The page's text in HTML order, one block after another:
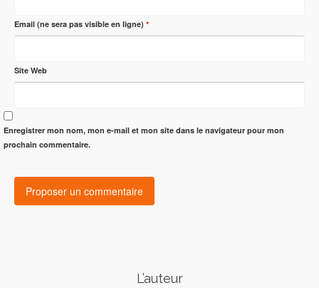
Email (ne sera pas visible en ligne) *
Site Web
Enregistrer mon nom, mon e-mail et mon site dans le navigateur pour mon
prochain commentaire.
L’auteur